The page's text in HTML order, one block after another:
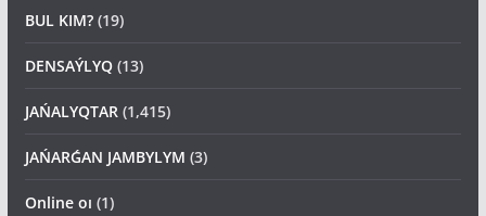
BUL KIM?(19)
DENSAÝLYQ(13)
JAŃALYQTAR(1,415)
JAŃARǴAN JAMBYLYM (3)
Online oı (1)